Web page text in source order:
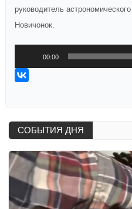
руководитель
Новичонок.
00:00
СОБЫТИЯ ДНЯ